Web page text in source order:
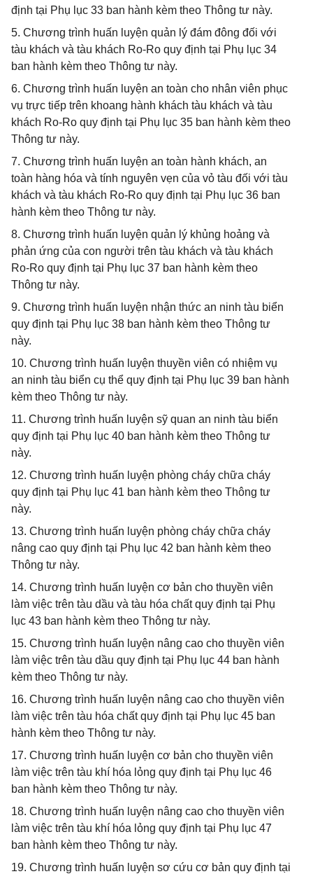
định tại Phụ lục 33 ban hành kèm theo Thông tư này.
5. Chương trình huấn luyện quản lý đám đông đối với
tàu khách và tàu khách Ro-Ro quy định tại Phụ lục 34
ban hành kèm theo Thông tư này.
6. Chương trình huấn luyện an toàn cho nhân viên phục
vụ trực tiếp trên khoang hành khách tàu khách và tàu
khách Ro-Ro quy định tại Phụ lục 35 ban hành kèm theo
Thông tư này.
7. Chương trình huấn luyện an toàn hành khách, an
toàn hàng hóa và tính nguyên vẹn của vỏ tàu đối với tàu
khách và tàu khách Ro-Ro quy định tại Phụ lục 36 ban
hành kèm theo Thông tư này.
8. Chương trình huấn luyện quản lý khủng hoảng và
phản ứng của con người trên tàu khách và tàu khách
Ro-Ro quy định tại Phụ lục 37 ban hành kèm theo
Thông tư này.
9. Chương trình huấn luyện nhận thức an ninh tàu biển
quy định tại Phụ lục 38 ban hành kèm theo Thông tư
này.
10. Chương trình huấn luyện thuyền viên có nhiệm vụ
an ninh tàu biển cụ thể quy định tại Phụ lục 39 ban hành
kèm theo Thông tư này.
11. Chương trình huấn luyện sỹ quan an ninh tàu biển
quy định tại Phụ lục 40 ban hành kèm theo Thông tư
này.
12. Chương trình huấn luyện phòng cháy chữa cháy
quy định tại Phụ lục 41 ban hành kèm theo Thông tư
này.
13. Chương trình huấn luyện phòng cháy chữa cháy
nâng cao quy định tại Phụ lục 42 ban hành kèm theo
Thông tư này.
14. Chương trình huấn luyện cơ bản cho thuyền viên
làm việc trên tàu dầu và tàu hóa chất quy định tại Phụ
lục 43 ban hành kèm theo Thông tư này.
15. Chương trình huấn luyện nâng cao cho thuyền viên
làm việc trên tàu dầu quy định tại Phụ lục 44 ban hành
kèm theo Thông tư này.
16. Chương trình huấn luyện nâng cao cho thuyền viên
làm việc trên tàu hóa chất quy định tại Phụ lục 45 ban
hành kèm theo Thông tư này.
17. Chương trình huấn luyện cơ bản cho thuyền viên
làm việc trên tàu khí hóa lỏng quy định tại Phụ lục 46
ban hành kèm theo Thông tư này.
18. Chương trình huấn luyện nâng cao cho thuyền viên
làm việc trên tàu khí hóa lỏng quy định tại Phụ lục 47
ban hành kèm theo Thông tư này.
19. Chương trình huấn luyện sơ cứu cơ bản quy định tại